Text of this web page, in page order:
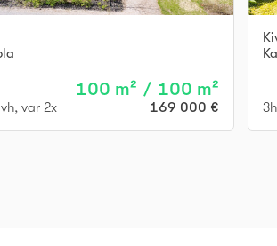
100 m² / 100 m²
var 2x 169 000 €